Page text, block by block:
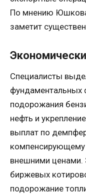
По мнению
заметит
Специалисты
фундаментальных
подорожания
нефть и
выплат по
компенсирующему
внешними ценами.
биржевых
подорожание